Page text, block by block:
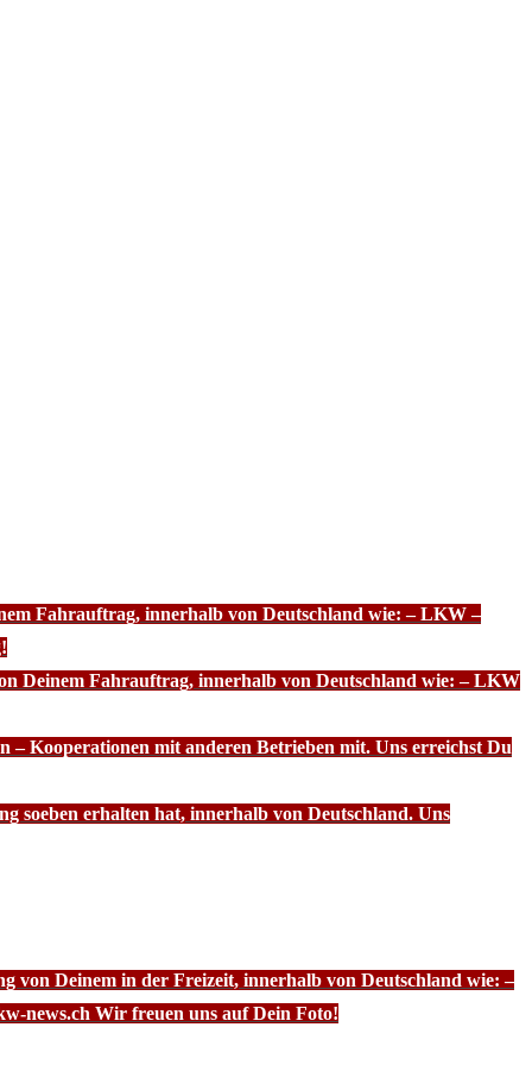
Fahrauftrag, innerhalb von Deutschland wie: – LKW –
Deinem Fahrauftrag, innerhalb von Deutschland wie: – LKW
– Kooperationen mit anderen Betrieben mit. Uns erreichst Du
soeben erhalten hat, innerhalb von Deutschland. Uns
von Deinem in der Freizeit, innerhalb von Deutschland wie: –
news.ch Wir freuen uns auf Dein Foto!